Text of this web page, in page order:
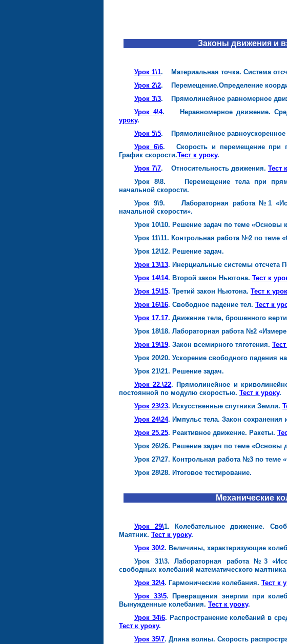
Законы движения и
Урок 1\1. Материальная точка. Система
Урок 2\2. Перемещение.Определение
Урок 3\3. Прямолинейное равномерное
Урок 4\4. Неравномерное движение.
уроку.
Урок 5\5. Прямолинейное равноускоренное
Урок 6\6. Скорость и перемещение при
График скорости.Тест к уроку.
Урок 7\7. Относительность движения. Тест
Урок 8\8. Перемещение тела при
начальной скорости.
Урок 9\9. Лабораторная работа №1
начальной скорости».
Урок 10\10. Решение задач по теме «Основы
Урок 11\11. Контрольная работа №2 по теме
Урок 12\12. Решение задач.
Урок 13\13. Инерциальные системы отсчета
Урок 14\14. Второй закон Ньютона. Тест к
Урок 15\15. Третий закон Ньютона. Тест к
Урок 16\16. Свободное падение тел. Тест к
Урок 17.17. Движение тела, брошенного
Урок 18\18. Лабораторная работа №2
Урок 19\19. Закон всемирного тяготения.
Урок 20\20. Ускорение свободного падения
Урок 21\21. Решение задач.
Урок 22.\22. Прямолинейное и
постоянной по модулю скоростью. Тест к уроку.
Урок 23\23. Искусственные спутники Земли.
Урок 24\24. Импульс тела. Закон сохранения
Урок 25.25. Реактивное движение. Ракеты.
Урок 26\26. Решение задач по теме «Основы
Урок 27\27. Контрольная работа №3 по теме
Урок 28\28. Итоговое тестирование.
Механические
Урок 29\1. Колебательное движение.
Маятник. Тест к уроку.
Урок 30\2. Величины, характеризующие
Урок 31\3. Лабораторная работа №3
свободных колебаний математического
Урок 32\4. Гармонические колебания. Тест к
Урок 33\5. Превращения энергии при
Вынужденные колебания. Тест к уроку.
Урок 34\6. Распространение колебаний в
Тест к уроку.
Урок 35\7. Длина волны. Скорость